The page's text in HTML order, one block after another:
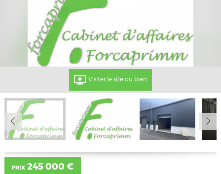
Visiter le site du bien
PRIX245 000 €